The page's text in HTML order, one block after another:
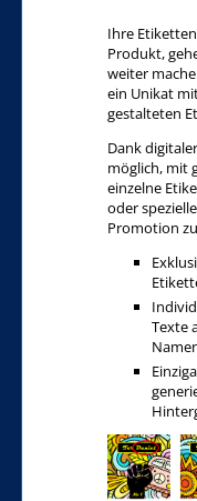
Ihre
Produkt,
weiter
ein Unikat
gestalteten
Dank
möglich, mit
einzelne
oder
Promotion
Texte